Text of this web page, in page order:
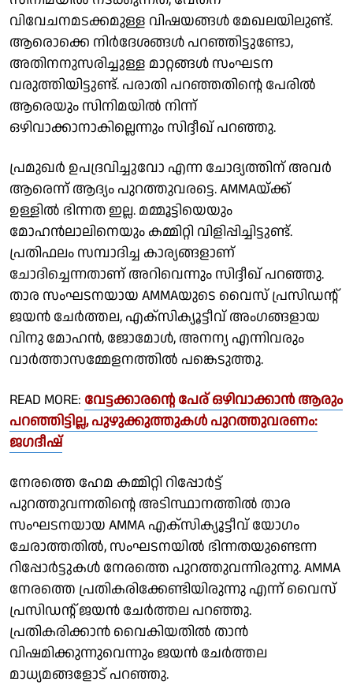
വിവേചനമടക്കമുള്ള വിഷയങ്ങൾ മേഖലയിലുണ്ട്.
ആരൊക്കെ നിർദേശങ്ങൾ പറഞ്ഞിട്ടുണ്ടോ,
അതിനനുസരിച്ചുള്ള മാറ്റങ്ങൾ സംഘടന
വരുത്തിയിട്ടുണ്ട്. പരാതി പറഞ്ഞതിൻ്റെ പേരിൽ
ആരെയും സിനിമയിൽ നിന്ന്
ഒഴിവാക്കാനാകില്ലെന്നും സിദ്ദീഖ് പറഞ്ഞു.
പ്രമുഖർ ഉപദ്രവിച്ചുവോ എന്ന ചോദ്യത്തിന് അവർ
ആരെന്ന് ആദ്യം പുറത്തുവരട്ടെ. AMMAയ്ക്ക്
ഉള്ളിൽ ഭിന്നത ഇല്ല. മമ്മൂട്ടിയെയും
മോഹൻലാലിനെയും കമ്മിറ്റി വിളിപ്പിച്ചിട്ടുണ്ട്.
പ്രതിഫലം സമ്പാദിച്ച കാര്യങ്ങളാണ്
ചോദിച്ചെന്നതാണ് അറിവെന്നും സിദ്ദീഖ് പറഞ്ഞു.
താര സംഘടനയായ AMMAയുടെ വൈസ് പ്രസിഡന്റ്
ജയൻ ചേർത്തല, എക്സിക്യൂട്ടീവ് അംഗങ്ങളായ
വിനു മോഹൻ, ജോമോൾ, അനന്യ എന്നിവരും
വാർത്താസമ്മേളനത്തിൽ പങ്കെടുത്തു.
READ MORE: വേട്ടക്കാരൻ്റെ പേര് ഒഴിവാക്കാൻ ആരും
പറഞ്ഞിട്ടില്ല, പുഴുക്കുത്തുകൾ പുറത്തുവരണം:
ജഗദീഷ്
നേരത്തെ ഹേമ കമ്മിറ്റി റിപ്പോർട്ട്
പുറത്തുവന്നതിന്റെ അടിസ്ഥാനത്തിൽ താര
സംഘടനയായ AMMA എക്സിക്യൂട്ടീവ് യോഗം
ചേരാത്തതിൽ, സംഘടനയിൽ ഭിന്നതയുണ്ടെന്ന
റിപ്പോർട്ടുകൾ നേരത്തെ പുറത്തുവന്നിരുന്നു. AMMA
നേരത്തെ പ്രതികരിക്കേണ്ടിയിരുന്നു എന്ന് വൈസ്
പ്രസിഡൻ്റ് ജയൻ ചേർത്തല പറഞ്ഞു.
പ്രതികരിക്കാൻ വൈകിയതിൽ താൻ
വിഷമിക്കുന്നുവെന്നും ജയൻ ചേർത്തല
മാധ്യമങ്ങളോട് പറഞ്ഞു.